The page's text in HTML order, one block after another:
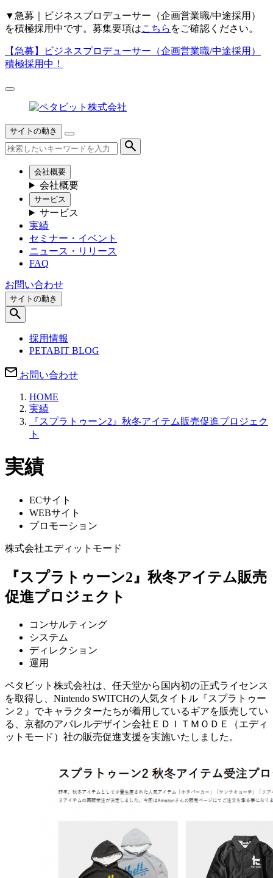
▼ 急募｜ビジネスプロデューサー（企画営業職/中途採用）
を積極採用中です。募集要項はこちら をご確認ください。
【急募】
ビジネスプロデューサー（企画営業職/中途採用）
積極採用中！
サイトの動き
会社概要
会社概要
サービス
サービス
実績
セミナー・イベント
ニュース・リリース
FAQ
お問い合わせ
サイトの動き
採用情報
PETABIT BLOG
お問い合わせ
HOME
実績
『スプラトゥーン2』秋冬アイテム販売促進プロジェク
ト
実績
ECサイト
WEBサイト
プロモーション
株式会社エディットモード
『スプラトゥーン2』秋冬アイテム販売
促進プロジェクト
コンサルティング
システム
ディレクション
運用
ペタビット株式会社は、任天堂から国内初の正式ライセンス
を取得し、Nintendo SWITCHの人気タイトル『スプラトゥー
ン２』でキャラクターたちが着用しているギアを販売してい
る、京都のアパレルデザイン会社ＥＤＩＴＭＯＤＥ（エディ
ットモード）社の販売促進支援を実施いたしました。